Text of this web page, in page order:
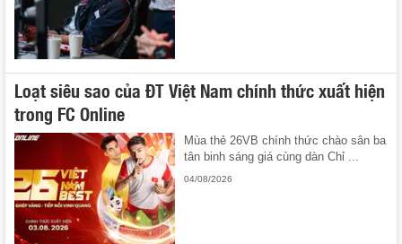
Loạt siêu sao của ĐT Việt Nam chính thức xuất hiện
trong FC Online
Mùa thẻ 26VB chính thức chào sân ba
tân binh sáng giá cùng dàn Chỉ ...
04/08/2026